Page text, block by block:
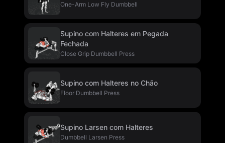
One-Arm Low Fly Dumbbell
Supino com Halteres em Pegada
Fechada
Close Grip Dumbbell Press
Supino com Halteres no Chão
Floor Dumbbell Press
Supino Larsen com Halteres
Dumbbell Larsen Press